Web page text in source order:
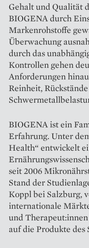
Gehalt und Qualität
BIOGENA durch
Markenrohstoffe
Überwachung
durch das
Kontrollen gehen
Anforderungen
Reinheit,
BIOGENA ist ein
Erfahrung. Unter
Health“ entwickelt
seit 2006
Stand der
Koppl bei Salzburg,
internationale
und
auf die Produkte des